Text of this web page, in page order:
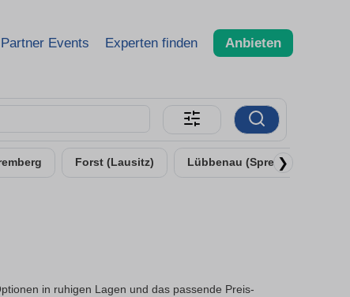
Partner Events Experten finden Anbieten
Forst (Lausitz) Lübbenau (Spreewald)
❯
in ruhigen Lagen und das passende Preis-